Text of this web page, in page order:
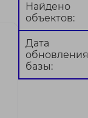
Найдено
объектов:
Дата
обновления
базы: